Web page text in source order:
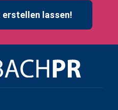
lassen!